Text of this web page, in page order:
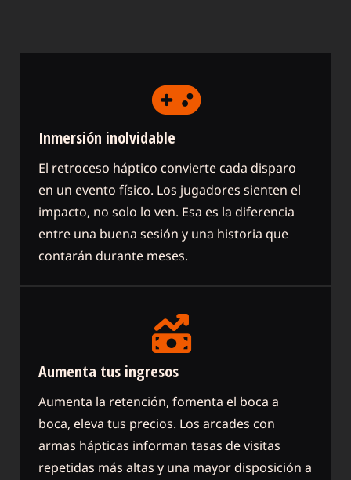
Inmersión inolvidable
El retroceso háptico convierte cada disparo
en un evento físico. Los jugadores sienten el
impacto, no solo lo ven. Esa es la diferencia
entre una buena sesión y una historia que
contarán durante meses.
Aumenta tus ingresos
Aumenta la retención, fomenta el boca a
boca, eleva tus precios. Los arcades con
armas hápticas informan tasas de visitas
repetidas más altas y una mayor disposición a